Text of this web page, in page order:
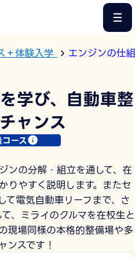
＋体験入学 エンジンの仕
学び、⾃動⾞整
ャンス
ース
ンの分解・組⽴を通して、在
りやすく説明します。またセ
て電気⾃動⾞リーフまで、さ
、ミライのクルマを在校⽣と
現場同様の本格的整備場や多
ンスです！